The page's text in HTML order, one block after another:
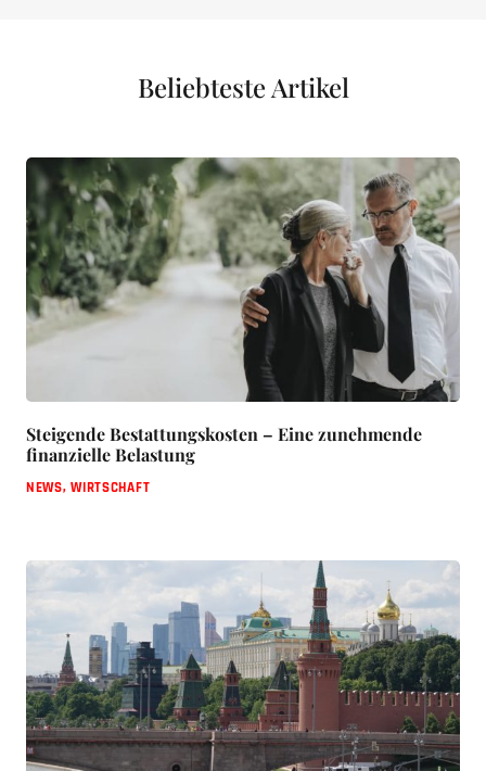
Beliebteste Artikel
Steigende Bestattungskosten – Eine zunehmende
finanzielle Belastung
NEWS,WIRTSCHAFT